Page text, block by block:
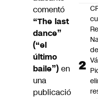
comentó
“The last
dance”
(“el
último
baile”) en
una
publicació
de